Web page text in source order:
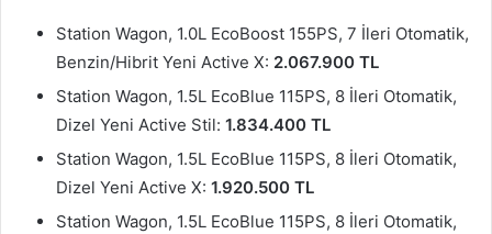
Station Wagon, 1.0L EcoBoost 155PS, 7 İleri Otomatik,
Benzin/Hibrit Yeni Active X: 2.067.900 TL
Station Wagon, 1.5L EcoBlue 115PS, 8 İleri Otomatik,
Dizel Yeni Active Stil: 1.834.400 TL
Station Wagon, 1.5L EcoBlue 115PS, 8 İleri Otomatik,
Dizel Yeni Active X: 1.920.500 TL
Station Wagon, 1.5L EcoBlue 115PS, 8 İleri Otomatik,